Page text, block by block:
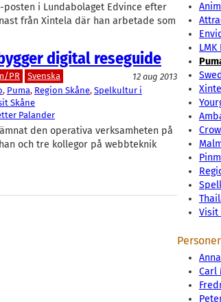
i Lundabolaget Edvince efter
från Xintela där han arbetade som
digital reseguide
PR Svenska
12 aug 2013
, Puma, Region Skåne, Spelkultur i
Skåne
Palander
den operativa verksamheten på
och tre kollegor på webbteknik
LMK
Visit
Carl